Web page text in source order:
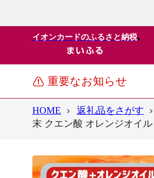
イオンカードのふるさと納税
重要なお知らせ
HOME 返礼品をさがす
末 クエン酸 オレンジオイル